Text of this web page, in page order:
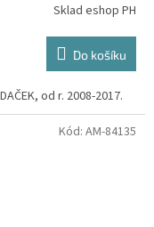
Sklad eshop PH
Do košíku
od r. 2008-2017.
Kód: AM-84135